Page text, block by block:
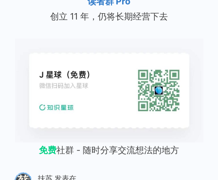
创立 11 年，仍将长期经营下去
免费社群 - 随时分享交流想法的地方